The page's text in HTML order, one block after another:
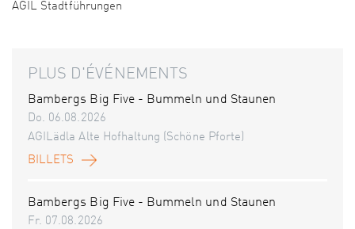
AGIL Stadtführungen
PLUS D'ÉVÉNEMENTS
Bambergs Big Five - Bummeln und Staunen
Do. 06.08.2026
AGILädla Alte Hofhaltung (Schöne Pforte)
BILLETS
Bambergs Big Five - Bummeln und Staunen
Fr. 07.08.2026